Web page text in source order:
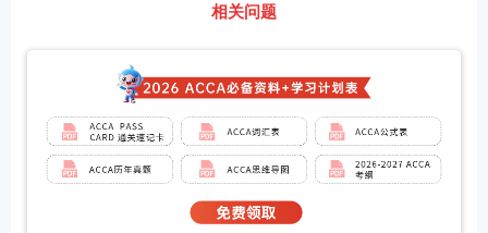
相关问题